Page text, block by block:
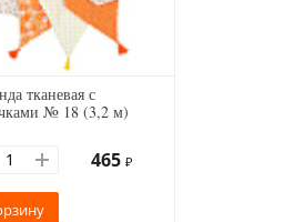
тканевая с
№ 18 (3,2 м)
465 ₽